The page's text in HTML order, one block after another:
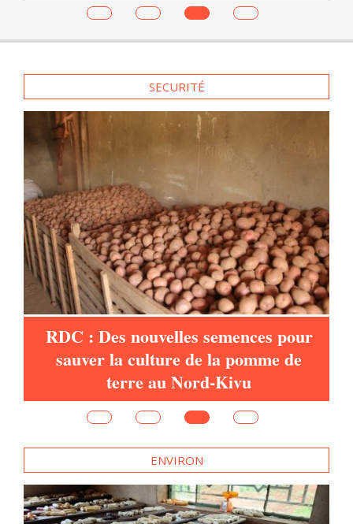
SECURITÉ
RDC : Des nouvelles semences pour
sauver la culture de la pomme de
terre au Nord-Kivu
ENVIRON